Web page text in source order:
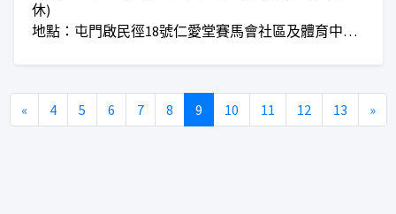
休)
地點：屯門啟民徑18號仁愛堂賽馬會社區及體育中心2
收費： 正價$580 I 首班會員優惠價$450
***仁愛堂員工可享優惠***
«Previous
4 5 6 7 8 9 10 11 12 13 »